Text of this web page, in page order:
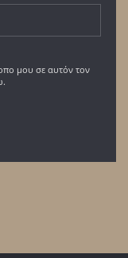
μου σε αυτόν τον